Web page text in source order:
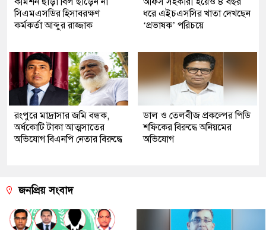
সিএমএসডির হিসাবরক্ষণ
কর্মকর্তা আব্দুর রাজ্জাক
ধরে এইচএসসির খাতা দেখছেন
‘প্রভাষক’ পরিচয়ে
রংপুরে মাদ্রাসার জমি বন্ধক,
অর্ধকোটি টাকা আত্মসাতের
অভিযোগ বিএনপি নেতার বিরুদ্ধে
ডাল ও তেলবীজ প্রকল্পের পিডি
শফিকের বিরুদ্ধে অনিয়মের
অভিযোগ
জনপ্রিয় সংবাদ